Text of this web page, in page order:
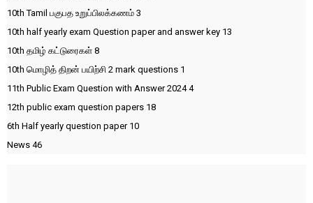
10th Tamil பகுபத உறுப்பிலக்கணம் 3
10th half yearly exam Question paper and answer key 13
10th தமிழ் கட்டுரைகள் 8
10th மொழித் திறன் பயிற்சி 2 mark questions 1
11th Public Exam Question with Answer 20244
12th public exam question papers 18
6th Half yearly question paper 10
News 46